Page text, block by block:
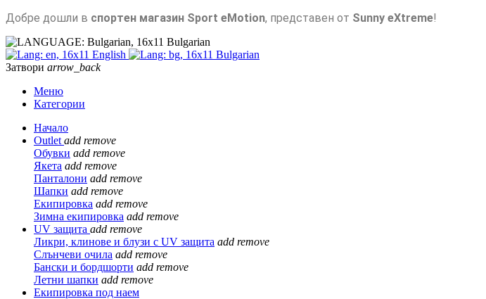
Добре дошли в спортен магазин Sport eMotion, представен от Sunny eXtreme!
Bulgarian
English
Bulgarian
Затвори arrow_back
Меню
Категории
Начало
Outlet add remove
Обувки add remove
Якета add remove
Панталони add remove
Шапки add remove
Екипировка add remove
Зимна екипировка add remove
UV защита add remove
Ликри, клинове и блузи с UV защита add remove
Слънчеви очила add remove
Бански и бордшорти add remove
Летни шапки add remove
Екипировка под наем